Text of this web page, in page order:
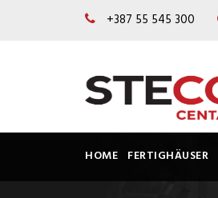
+387 55 545 300
HOME FERTIGHÄUSER